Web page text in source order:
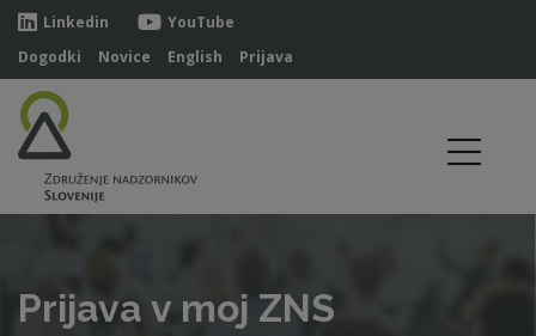
Linkedin
YouTube
Dogodki
Novice English Prijava
Prijava v moj ZNS